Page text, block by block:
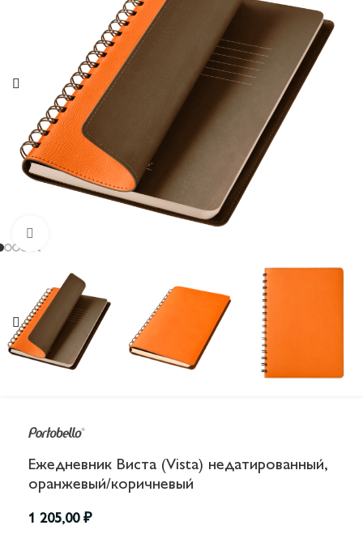
Ежедневник Виста (Vista) недатированный,
оранжевый/коричневый
1 205,00 ₽